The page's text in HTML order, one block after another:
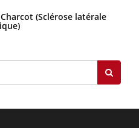
(Sclérose latérale